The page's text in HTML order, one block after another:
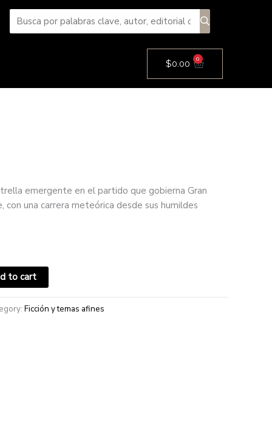
$0.00 0 Cart
emergente en el partido que gobierna Gran
una carrera meteórica desde sus humildes
to cart
Ficción y temas afines